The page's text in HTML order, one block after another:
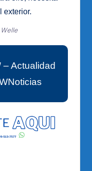
exterior.
Actualidad